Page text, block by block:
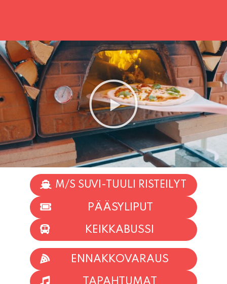
M/S SUVI-TUULI RISTEILYT
PÄÄSYLIPUT
KEIKKABUSSI
ENNAKKOVARAUS
TAPAHTUMAT